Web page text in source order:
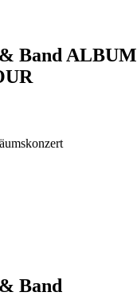
Band ALBUM
Band